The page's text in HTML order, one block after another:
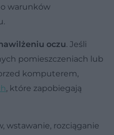
warunków
oczu. Jeśli
pomieszczeniach lub
komputerem,
, które zapobiegają
wstawanie, rozciąganie